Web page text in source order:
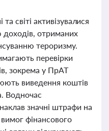
світі активізувалися
доходів, отриманих
тероризму.
перевірки
зокрема у ПрАТ
виведення коштів
Водночас
значні штрафи на
фінансового